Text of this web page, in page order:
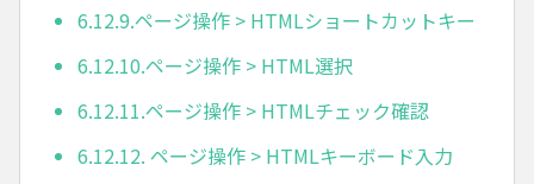
6.12.9.ページ操作 > HTMLショートカットキー
6.12.10.ページ操作 > HTML選択
6.12.11.ページ操作 > HTMLチェック確認
6.12.12. ページ操作 > HTMLキーボード入力